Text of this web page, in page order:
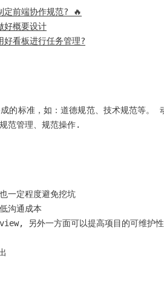
前端协作规范? 🔥
概要设计
看板进行任务管理?
的标准，如：道德规范、技术规范等。
范管理、规范操作.
一定程度避免挖坑
沟通成本
另外一方面可以提高项目的可维护性